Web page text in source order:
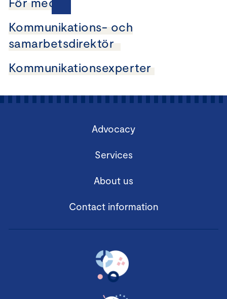
Kommunikations- och
samarbetsdirektör
Kommunikationsexperter
Advocacy
Services
About us
Contact information